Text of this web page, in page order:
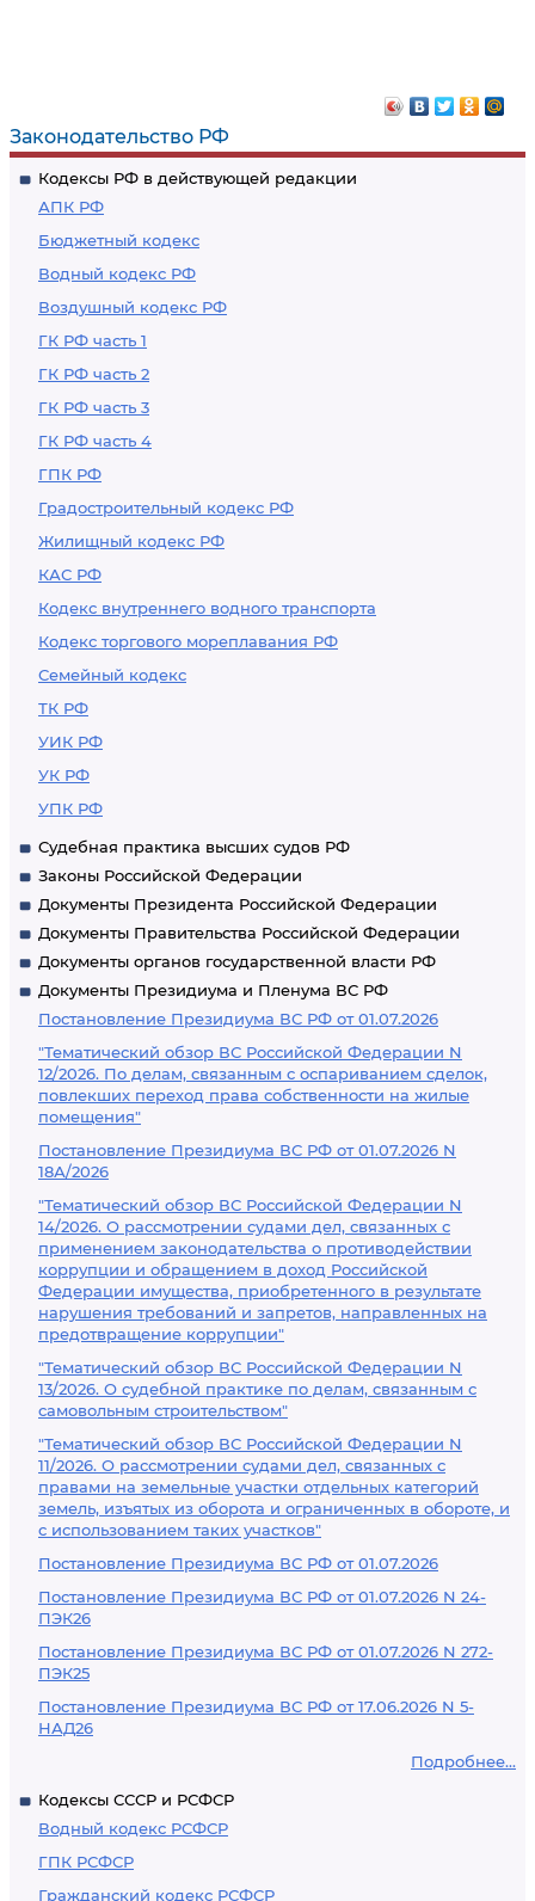
Законодательство РФ
Кодексы РФ в действующей редакции
АПК РФ
Бюджетный кодекс
Водный кодекс РФ
Воздушный кодекс РФ
ГК РФ часть 1
ГК РФ часть 2
ГК РФ часть 3
ГК РФ часть 4
ГПК РФ
Градостроительный кодекс РФ
Жилищный кодекс РФ
КАС РФ
Кодекс внутреннего водного транспорта
Кодекс торгового мореплавания РФ
Семейный кодекс
ТК РФ
УИК РФ
УК РФ
УПК РФ
Судебная практика высших судов РФ
Законы Российской Федерации
Документы Президента Российской Федерации
Документы Правительства Российской Федерации
Документы органов государственной власти РФ
Документы Президиума и Пленума ВС РФ
Постановление Президиума ВС РФ от 01.07.2026
"Тематический обзор ВС Российской Федерации N
12/2026. По делам, связанным с оспариванием сделок,
повлекших переход права собственности на жилые
помещения"
Постановление Президиума ВС РФ от 01.07.2026 N
18А/2026
"Тематический обзор ВС Российской Федерации N
14/2026. О рассмотрении судами дел, связанных с
применением законодательства о противодействии
коррупции и обращением в доход Российской
Федерации имущества, приобретенного в результате
нарушения требований и запретов, направленных на
предотвращение коррупции"
"Тематический обзор ВС Российской Федерации N
13/2026. О судебной практике по делам, связанным с
самовольным строительством"
"Тематический обзор ВС Российской Федерации N
11/2026. О рассмотрении судами дел, связанных с
правами на земельные участки отдельных категорий
земель, изъятых из оборота и ограниченных в обороте, и
с использованием таких участков"
Постановление Президиума ВС РФ от 01.07.2026
Постановление Президиума ВС РФ от 01.07.2026 N 24-
ПЭК26
Постановление Президиума ВС РФ от 01.07.2026 N 272-
ПЭК25
Постановление Президиума ВС РФ от 17.06.2026 N 5-
НАД26
Подробнее...
Кодексы СССР и РСФСР
Водный кодекс РСФСР
ГПК РСФСР
Гражданский кодекс РСФСР